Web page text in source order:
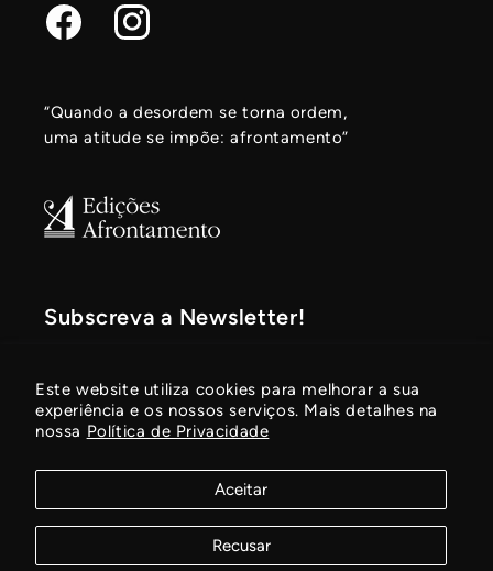
Este website utiliza cookies para melhorar a sua
experiência e os nossos serviços. Mais detalhes na
nossa Política de Privacidade
Aceitar
Recusar
Facebook Instagram
“Quando a desordem se torna ordem,
uma atitude se impõe: afrontamento”
Subscreva a Newsletter!
Fique a par de novidades, lançamentos
de livros e promoções em vigor!
Edições Afrontamento Com tecnologia Shopify